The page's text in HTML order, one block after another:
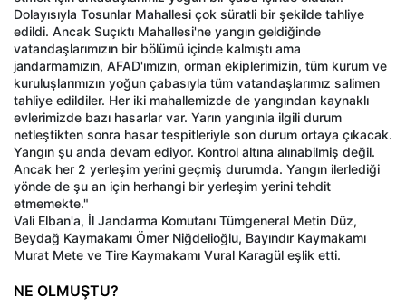
Dolayısıyla Tosunlar Mahallesi çok süratli bir şekilde tahliye
edildi. Ancak Suçıktı Mahallesi'ne yangın geldiğinde
vatandaşlarımızın bir bölümü içinde kalmıştı ama
jandarmamızın, AFAD'ımızın, orman ekiplerimizin, tüm kurum ve
kuruluşlarımızın yoğun çabasıyla tüm vatandaşlarımız salimen
tahliye edildiler. Her iki mahallemizde de yangından kaynaklı
evlerimizde bazı hasarlar var. Yarın yangınla ilgili durum
netleştikten sonra hasar tespitleriyle son durum ortaya çıkacak.
Yangın şu anda devam ediyor. Kontrol altına alınabilmiş değil.
Ancak her 2 yerleşim yerini geçmiş durumda. Yangın ilerlediği
yönde de şu an için herhangi bir yerleşim yerini tehdit
etmemekte."
Vali Elban'a, İl Jandarma Komutanı Tümgeneral Metin Düz,
Beydağ Kaymakamı Ömer Niğdelioğlu, Bayındır Kaymakamı
Murat Mete ve Tire Kaymakamı Vural Karagül eşlik etti.
NE OLMUŞTU?